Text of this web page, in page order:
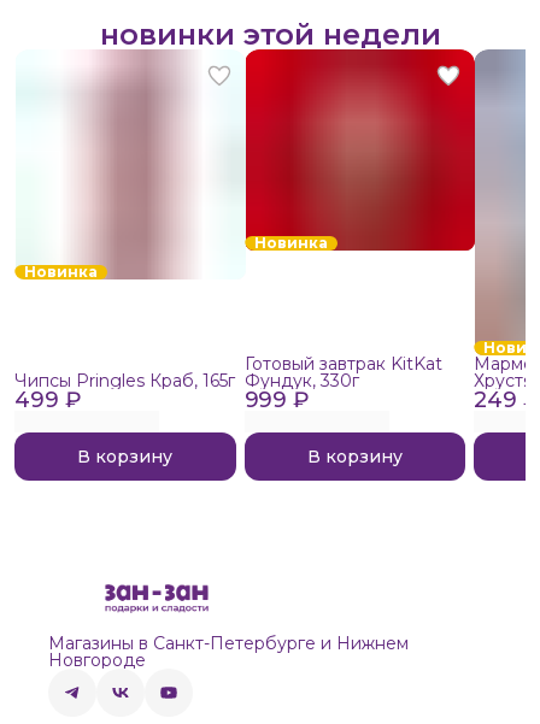
новинки этой недели
Новинка
499 ₽
Чипсы Pringles Краб, 165г
В корзину
Новинка
999 ₽
Готовый завтрак KitKat
Фундук, 330г
В корзину
249 ₽
Магазины в Санкт-Петербурге и Нижнем
Новгороде